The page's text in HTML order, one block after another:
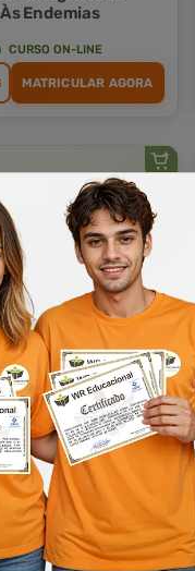
Endemias
CURSO ON-LINE
MATRICULAR AGORA
Livre 10 a 60 horas
de Produtos
CURSO ON-LINE
MATRICULAR AGORA